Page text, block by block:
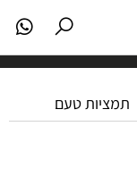
תמציות טעם